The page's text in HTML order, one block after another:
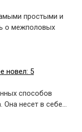
простыми и
о межполовых
новел: 5
способов
Она несет в себе…